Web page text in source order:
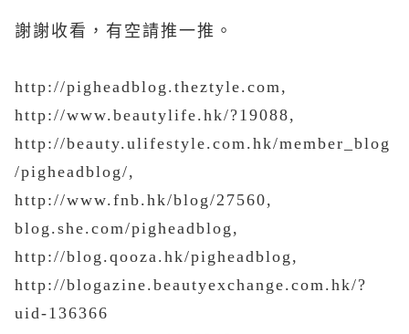
謝謝收看，有空請推一推。
http://pigheadblog.theztyle.com,
http://www.beautylife.hk/?19088,
http://beauty.ulifestyle.com.hk/member_blog
/pigheadblog/,
http://www.fnb.hk/blog/27560,
blog.she.com/pigheadblog,
http://blog.qooza.hk/pigheadblog,
http://blogazine.beautyexchange.com.hk/?
uid-136366